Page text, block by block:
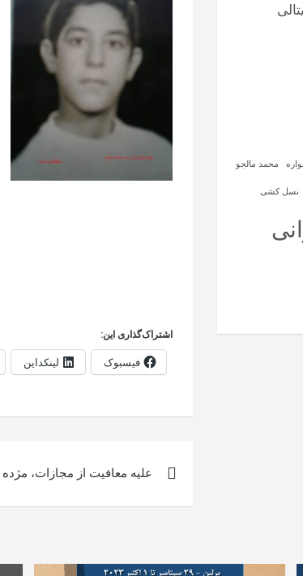
اشتراک‌گذاری این:
فیسبوک لینکداین
علیه معافیت از مجازات،
محمد مالجو
نسل کشی